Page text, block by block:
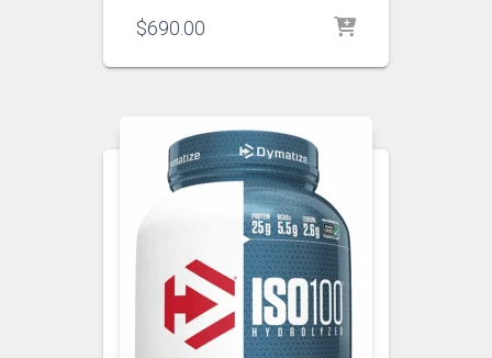
$690.00